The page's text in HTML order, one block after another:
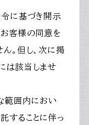
に基づき開示
客様の同意を
。但し、次に掲
は該当しませ
範囲内におい
することに伴っ